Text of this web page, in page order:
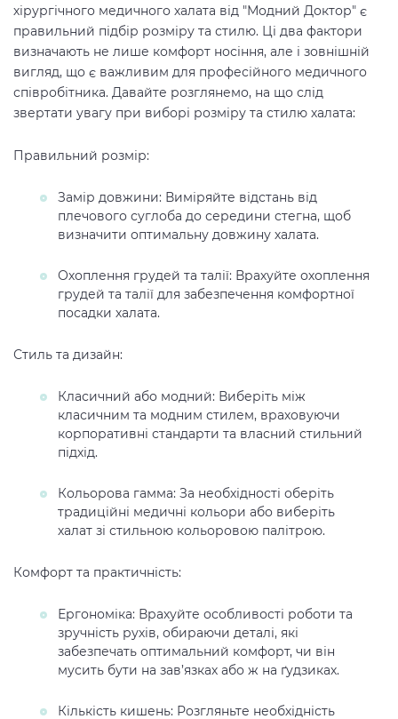
хірургічного медичного халата від "Модний Доктор" є
правильний підбір розміру та стилю. Ці два фактори
визначають не лише комфорт носіння, але і зовнішній
вигляд, що є важливим для професійного медичного
співробітника. Давайте розглянемо, на що слід
звертати увагу при виборі розміру та стилю халата:
Правильний розмір:
Замір довжини: Виміряйте відстань від
плечового суглоба до середини стегна, щоб
визначити оптимальну довжину халата.
Охоплення грудей та талії: Врахуйте охоплення
грудей та талії для забезпечення комфортної
посадки халата.
Стиль та дизайн:
Класичний або модний: Виберіть між
класичним та модним стилем, враховуючи
корпоративні стандарти та власний стильний
підхід.
Кольорова гамма: За необхідності оберіть
традиційні медичні кольори або виберіть
халат зі стильною кольоровою палітрою.
Комфорт та практичність:
Ергономіка: Врахуйте особливості роботи та
зручність рухів, обираючи деталі, які
забезпечать оптимальний комфорт, чи він
мусить бути на зав’язках або ж на ґудзиках.
Кількість кишень: Розгляньте необхідність